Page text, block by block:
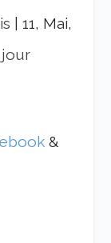
11, Mai,
jour
&